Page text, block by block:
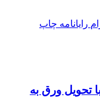
رایانامه چاپ
تحویل ورق به